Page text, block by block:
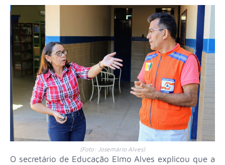
(Foto: Josemário Alves)
O secretário de Educação Elmo Alves explicou que a